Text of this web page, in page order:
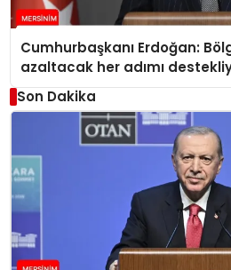
Cumhurbaşkanı Erdoğan:
azaltacak her adımı
Son Dakika